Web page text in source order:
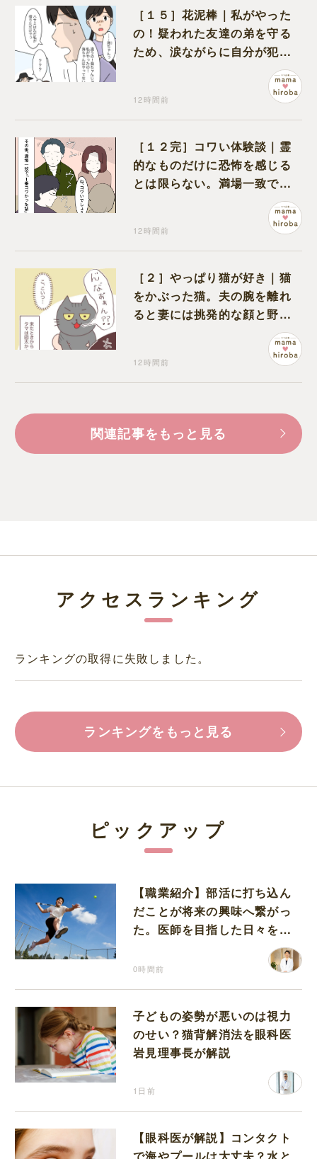
［１５］花泥棒｜私がやった
の！疑われた友達の弟を守る
ため、涙ながらに自分が犯人
12時間前
［１２完］コワい体験談｜霊
的なものだけに恐怖を感じる
とは限らない。満場一致でコ
ワいと認定された意外な体験
12時間前
［２］やっぱり猫が好き｜猫
をかぶった猫。夫の腕を離れ
ると妻には挑発的な顔と野太
12時間前
関連記事をもっと見る
アクセスランキング
ランキングの取得に失敗しました。
ランキングをもっと見る
ピックアップ
【職業紹介】部活に打ち込ん
だことが将来の興味へ繋がっ
た。医師を目指した日々を振
0時間前
子どもの姿勢が悪いのは視力
のせい？猫背解消法を眼科医
岩見理事長が解説
1日前
【眼科医が解説】コンタクト
で海やプールは大丈夫？水と